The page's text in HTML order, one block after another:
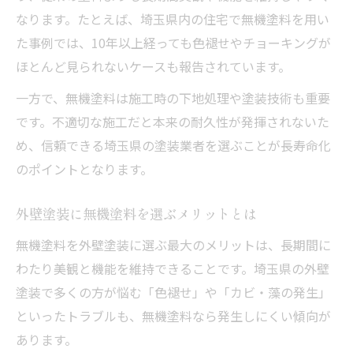
なります。たとえば、埼玉県内の住宅で無機塗料を用い
た事例では、10年以上経っても色褪せやチョーキングが
ほとんど見られないケースも報告されています。
一方で、無機塗料は施工時の下地処理や塗装技術も重要
です。不適切な施工だと本来の耐久性が発揮されないた
め、信頼できる埼玉県の塗装業者を選ぶことが長寿命化
のポイントとなります。
外壁塗装に無機塗料を選ぶメリットとは
無機塗料を外壁塗装に選ぶ最大のメリットは、長期間に
わたり美観と機能を維持できることです。埼玉県の外壁
塗装で多くの方が悩む「色褪せ」や「カビ・藻の発生」
といったトラブルも、無機塗料なら発生しにくい傾向が
あります。